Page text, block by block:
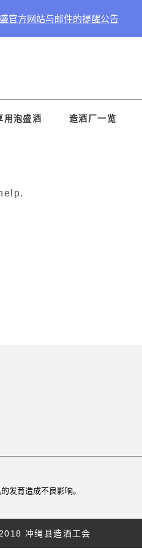
官方网站与邮件的提醒公告
用泡盛酒 造酒厂一览
发育造成不良影响。
冲绳县造酒工会